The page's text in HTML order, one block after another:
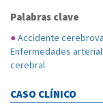
Palabras clave
●Accidente
Enfermedades
cerebral
CASO CLÍNICO